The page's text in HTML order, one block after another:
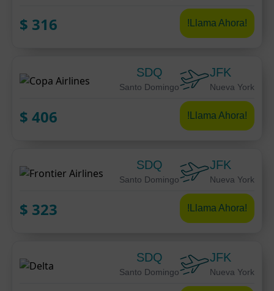
$ 316 !Llama Ahora!
SDQ
Santo Domingo
JFK
Nueva York
$ 406 !Llama Ahora!
SDQ
Santo Domingo
JFK
Nueva York
$ 323 !Llama Ahora!
SDQ
Santo Domingo
JFK
Nueva York